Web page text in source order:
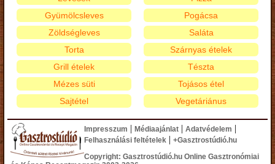
Gyümölcsleves
Zöldségleves
Pogácsa
Saláta
Torta
Grill ételek
Mézes süti
Sajtétel
Szárnyas ételek
Tészta
Tojásos étel
Vegetáriánus
Impresszum | Médiaajánlat | Adatvédelem |
Felhasználási feltételek | +Gasztrostúdió.hu
Copyright: Gasztrostúdió.hu Online Gasztronómiai